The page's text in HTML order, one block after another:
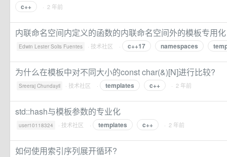
c++
· 2 年前
内联命名空间内定义的函数的内联命名空间外的模板专用化
Edwin Lester Solis Fuentes · 技术社区 · c++17 namespaces
为什么在模板中对不同大小的const char(&)[N]进行比较?
Sreeraj Chundayil · 技术社区 · templates c++ · 2 年前
std::hash与模板参数的专业化
user10118324 · 技术社区 · templates c++ · 2 年前
如何使用索引序列展开循环?